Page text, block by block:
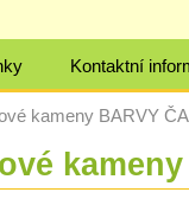
Kontaktní
kameny BARVY